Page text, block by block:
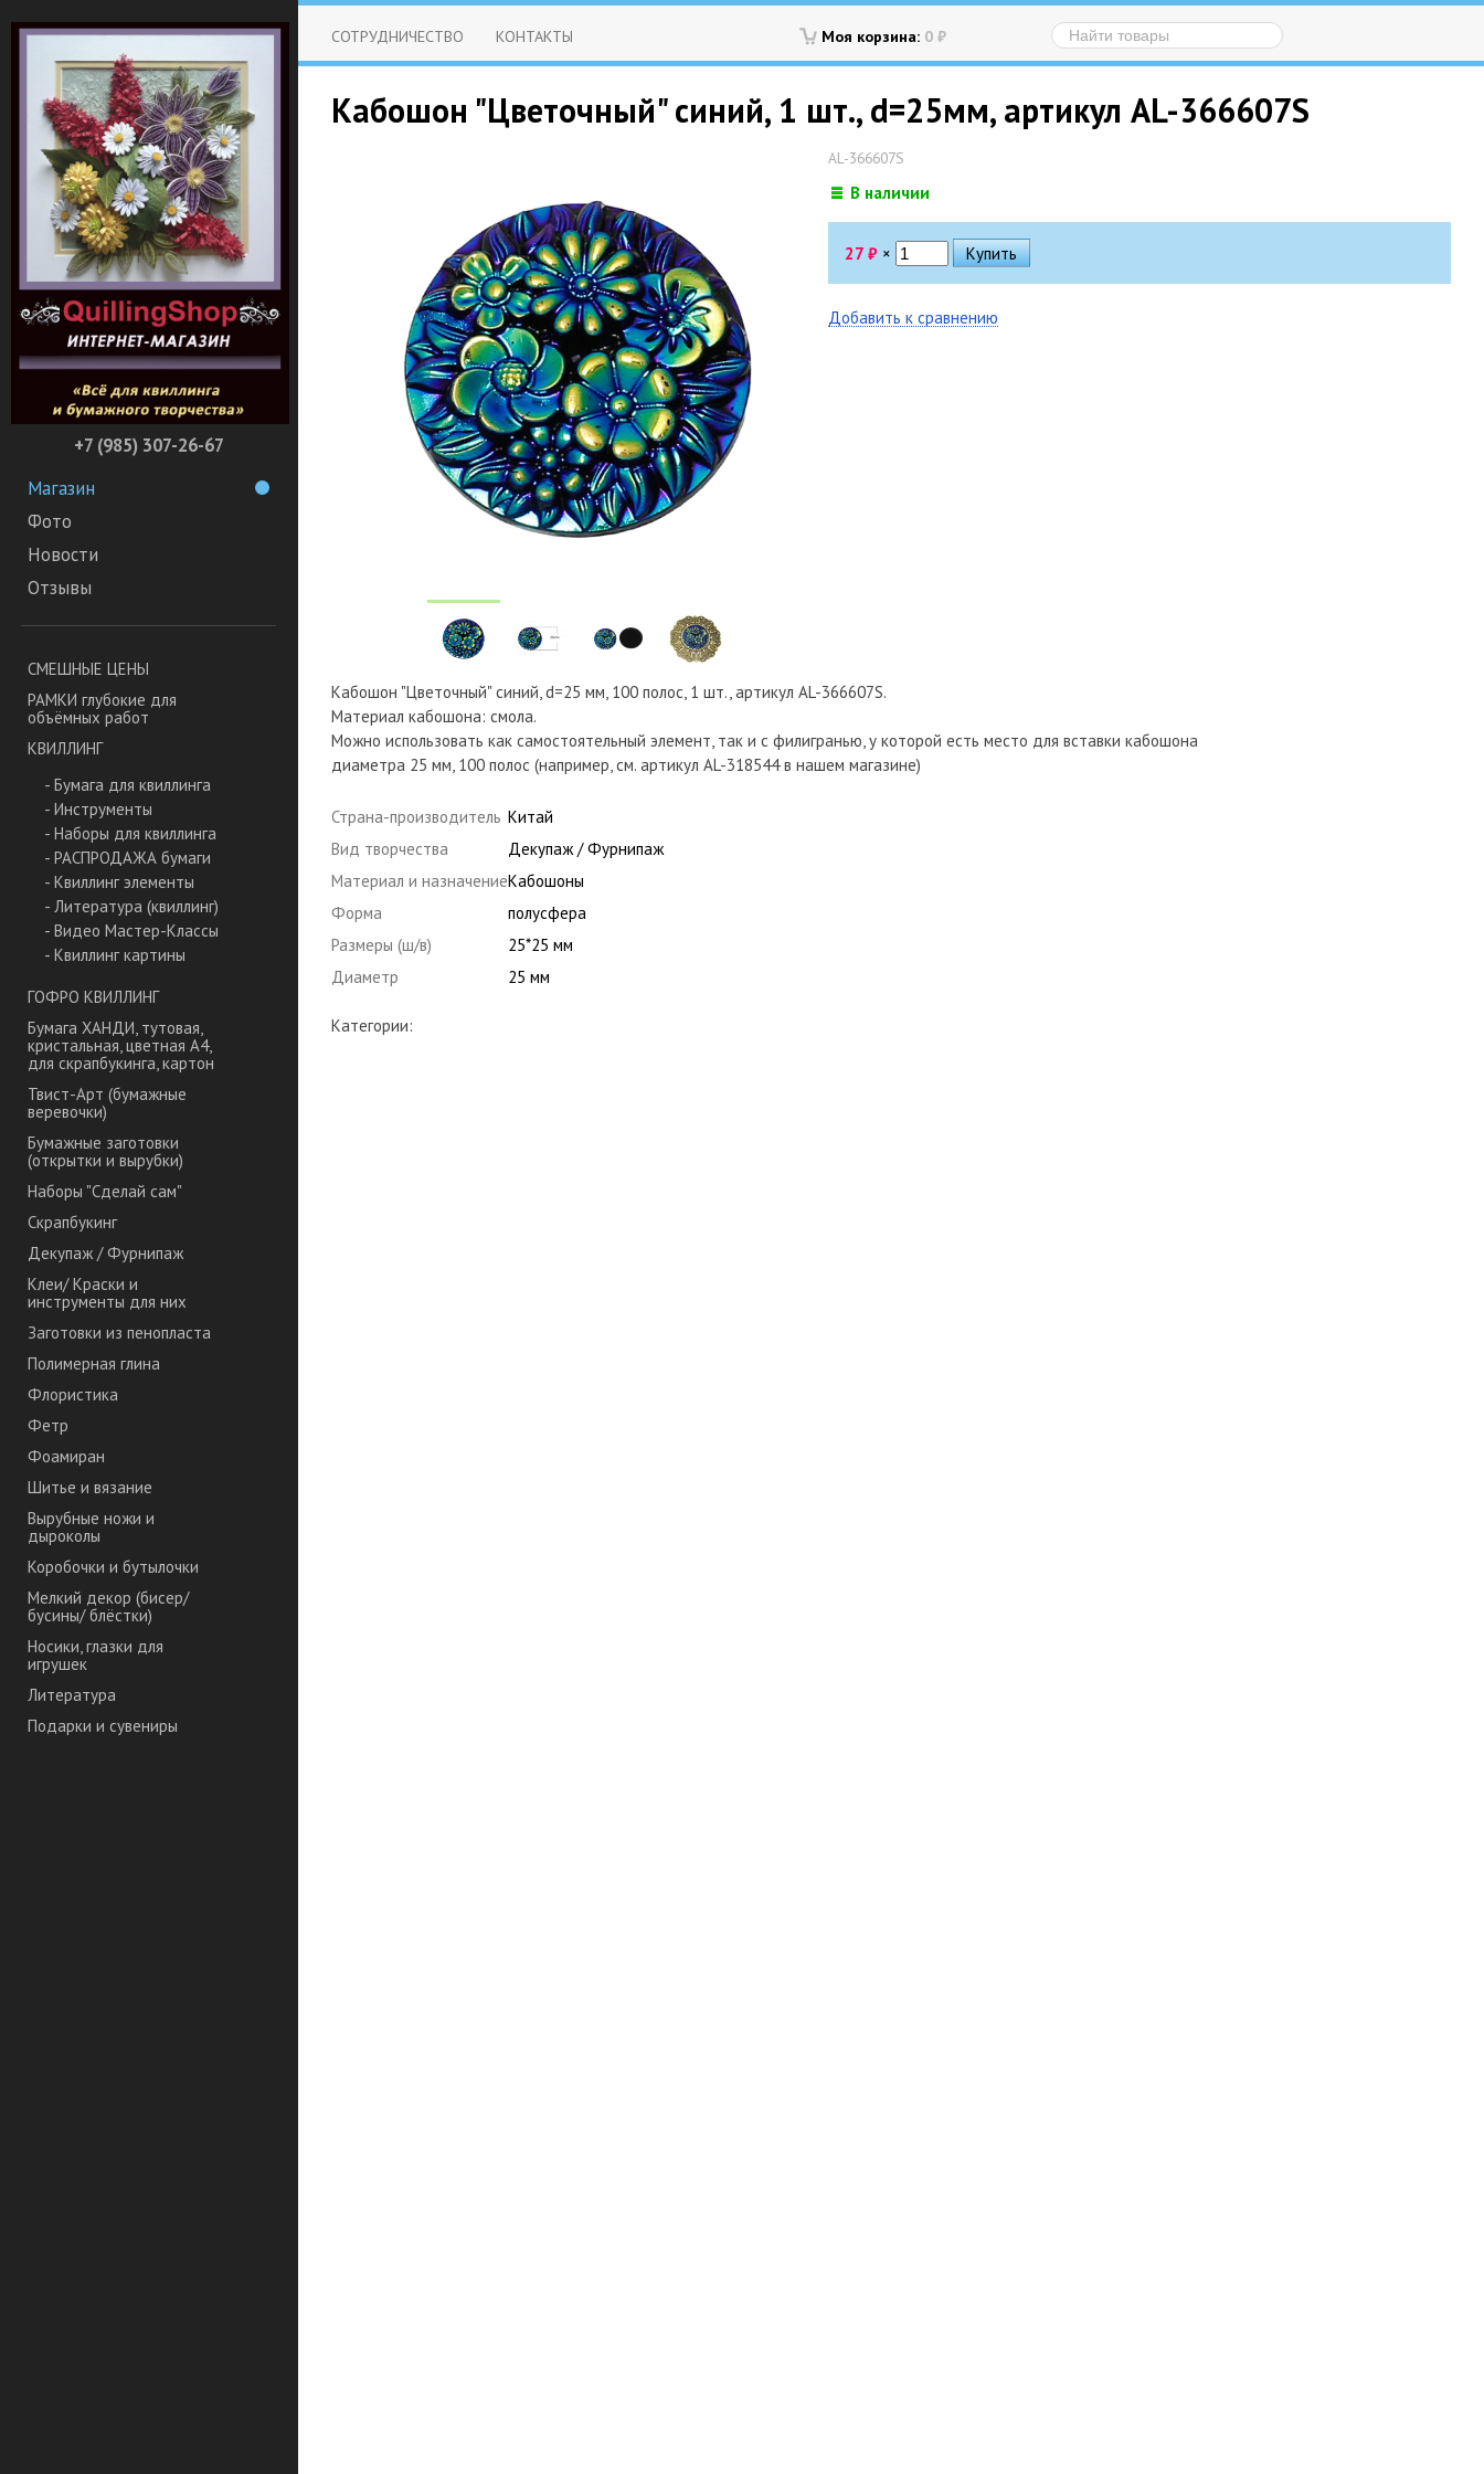
+7 (985) 307-26-67
Магазин
Фото
Новости
Отзывы
СМЕШНЫЕ ЦЕНЫ
РАМКИ глубокие для
объёмных работ
КВИЛЛИНГ
- Бумага для квиллинга
- Инструменты
- Наборы для квиллинга
- РАСПРОДАЖА бумаги
- Квиллинг элементы
- Литература (квиллинг)
- Видео Мастер-Классы
- Квиллинг картины
ГОФРО КВИЛЛИНГ
Бумага ХАНДИ, тутовая,
кристальная, цветная А4,
для скрапбукинга, картон
Твист-Арт (бумажные
веревочки)
Бумажные заготовки
(открытки и вырубки)
Наборы "Сделай сам"
Скрапбукинг
Декупаж / Фурнипаж
Клеи/ Краски и
инструменты для них
Заготовки из пенопласта
Полимерная глина
Флористика
Фетр
Фоамиран
Шитье и вязание
Вырубные ножи и
дыроколы
Коробочки и бутылочки
Мелкий декор (бисер/
бусины/ блёстки)
Носики, глазки для
игрушек
Литература
Подарки и сувениры
Моя корзина: 0 ₽
СОТРУДНИЧЕСТВО КОНТАКТЫ
Кабошон "Цветочный" синий, 1 шт., d=25мм, артикул AL-366607S
AL-366607S
В наличии
27 ₽ ×
Добавить к сравнению
Кабошон "Цветочный" синий, d=25 мм, 100 полос, 1 шт., артикул AL-366607S.
Материал кабошона: смола.
Можно использовать как самостоятельный элемент, так и с филигранью, у которой есть место для вставки кабошона
диаметра 25 мм, 100 полос (например, см. артикул AL-318544 в нашем магазине)
Страна-производитель Китай
Вид творчества
Декупаж / Фурнипаж
Материал и назначениеКабошоны
Форма
полусфера
Размеры (ш/в)
25*25 мм
Диаметр
25 мм
Категории: